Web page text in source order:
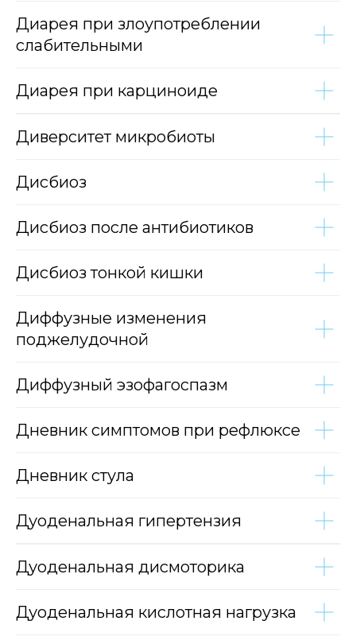
Диарея при злоупотреблении
слабительными
Диарея при карциноиде
Диверситет микробиоты
Дисбиоз
Дисбиоз после антибиотиков
Дисбиоз тонкой кишки
Диффузные изменения
поджелудочной
Диффузный эзофагоспазм
Дневник симптомов при рефлюксе
Дневник стула
Дуоденальная гипертензия
Дуоденальная дисмоторика
Дуоденальная кислотная нагрузка